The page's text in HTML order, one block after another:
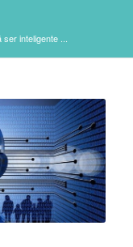
inteligente ...